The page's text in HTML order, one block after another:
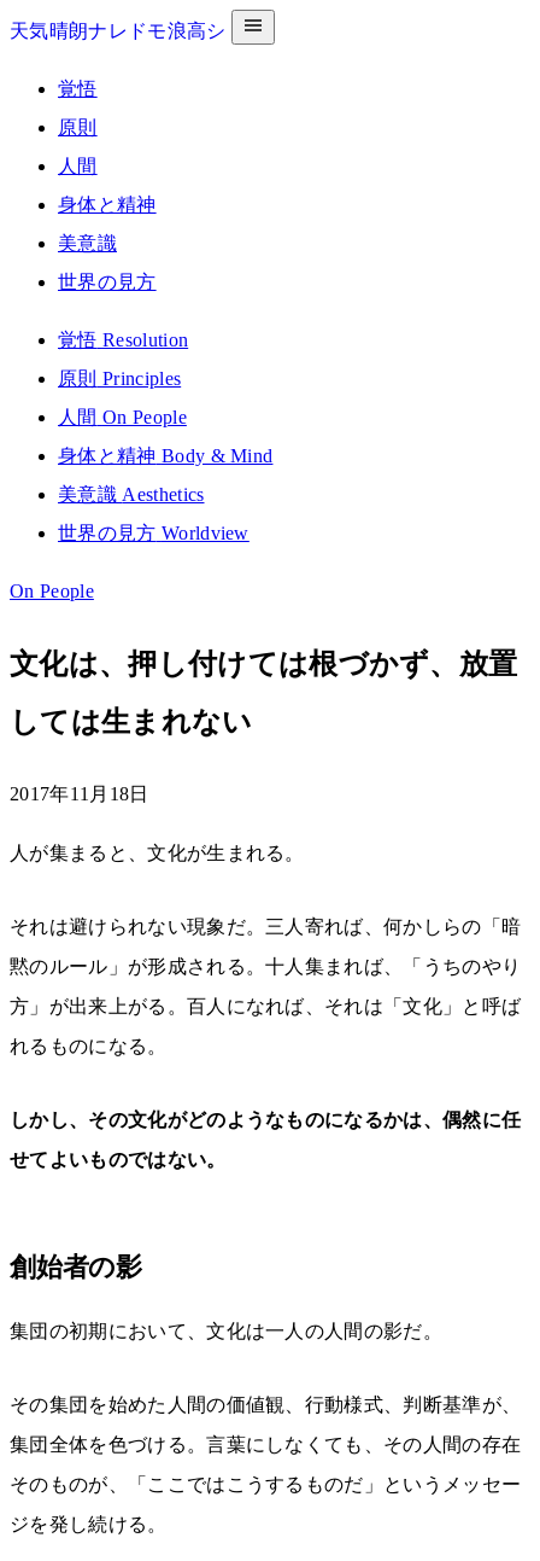
天気晴朗ナレドモ浪高シ
覚悟
原則
人間
身体と精神
美意識
世界の見方
覚悟 Resolution
原則 Principles
人間 On People
身体と精神 Body & Mind
美意識 Aesthetics
世界の見方 Worldview
On People
文化は、押し付けては根づかず、放置
しては生まれない
2017年11月18日
人が集まると、文化が生まれる。
それは避けられない現象だ。三人寄れば、何かしらの「暗
黙のルール」が形成される。十人集まれば、「うちのやり
方」が出来上がる。百人になれば、それは「文化」と呼ば
れるものになる。
しかし、その文化がどのようなものになるかは、偶然に任
せてよいものではない。
創始者の影
集団の初期において、文化は一人の人間の影だ。
その集団を始めた人間の価値観、行動様式、判断基準が、
集団全体を色づける。言葉にしなくても、その人間の存在
そのものが、「ここではこうするものだ」というメッセー
ジを発し続ける。